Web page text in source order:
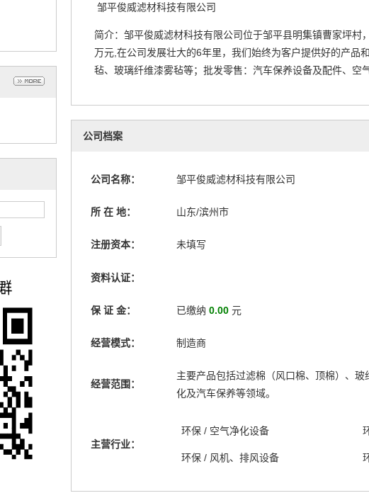
邹平俊威滤材科技有限公司
简介：邹平俊威滤材科技有限公司位于邹平县明集镇曹家坪
万元,在公司发展壮大的6年里，我们始终为客户提供好的产品
毡、玻璃纤维漆雾毡等；批发零售：汽车保养设备及配件、空
公司档案
公司名称： 邹平俊威滤材科技有限公司
所 在 地： 山东/滨州市
注册资本： 未填写
资料认证：
保 证 金： 已缴纳 0.00 元
经营模式： 制造商
经营范围：
主要产品包括‌过滤棉（风口棉、顶棉）、
化及汽车保养等领域。‌‌
主营行业：
环保 / 空气净化设备
环保 / 风机、排风设备